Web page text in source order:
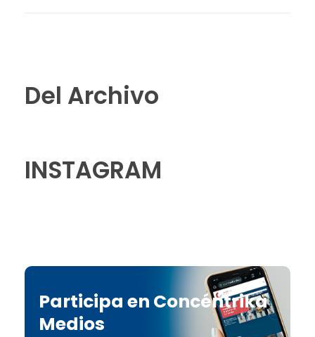
Del Archivo
INSTAGRAM
Participa en Concéntrika
Medios